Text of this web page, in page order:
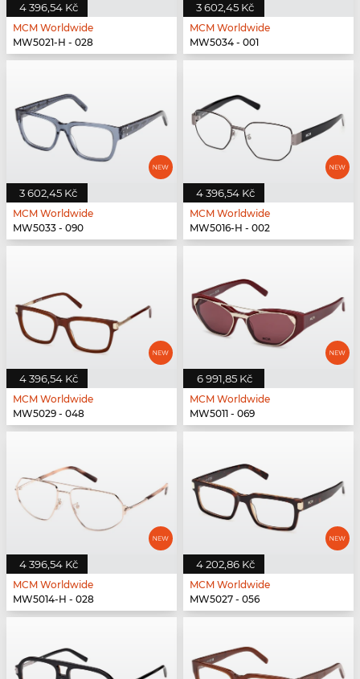
4 396,54 Kč
MCM Worldwide
MW5021-H - 028
3 602,45 Kč
MCM Worldwide
MW5034 - 001
3 602,45 Kč
MCM Worldwide
MW5033 - 090
4 396,54 Kč
MCM Worldwide
MW5016-H - 002
4 396,54 Kč
MCM Worldwide
MW5029 - 048
6 991,85 Kč
MCM Worldwide
MW5011 - 069
4 396,54 Kč
MCM Worldwide
MW5014-H - 028
4 202,86 Kč
MCM Worldwide
MW5027 - 056